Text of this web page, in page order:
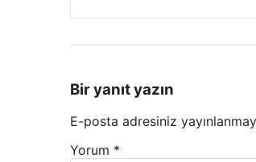
Bir yanıt yazın
E-posta adresiniz
Yorum *